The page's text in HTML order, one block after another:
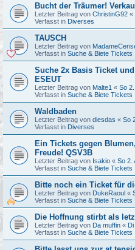
Bucht der Träumer!
Letzter Beitrag von ChristinG92 «
Verfasst in Diverses
TAUSCH
Letzter Beitrag von
Verfasst in Suche & Biete Tickets
Suche 2x Basis Ticket
ESEUT
Letzter Beitrag von Malte1 « So
Verfasst in Suche & Biete Tickets
Waldbaden
Letzter Beitrag von diesdas « So
Verfasst in Diverses
Ein Tickets gegen
Freude! QSV3B
Letzter Beitrag von Isakio « So 2.
Verfasst in Suche & Biete Tickets
Bitte noch ein Ticket für
Letzter Beitrag von DukeRaoul «
Verfasst in Suche & Biete Tickets
Die Hoffnung stirbt als
Letzter Beitrag von Da muffin «
Verfasst in Suche & Biete Tickets